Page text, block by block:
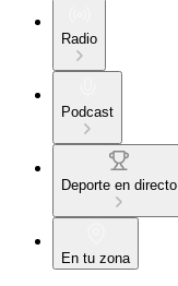
Radio
Podcast
Deporte en directo
En tu zona